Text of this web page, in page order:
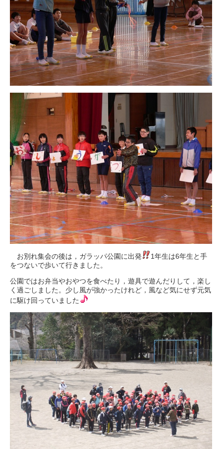
お別れ集会の後は，ガラッパ公園に出発
1年生は6年生と手
をつないで歩いて行きました。
公園ではお弁当やおやつを食べたり，遊具で遊んだりして，楽し
く過ごしました。少し風が強かったけれど，風など気にせず元気
に駆け回っていました